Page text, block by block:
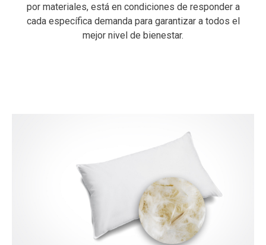
por materiales, está en condiciones de responder a
cada específica demanda para garantizar a todos el
mejor nivel de bienestar.